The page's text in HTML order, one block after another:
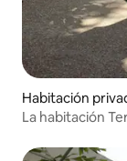
Habitación
La habitación